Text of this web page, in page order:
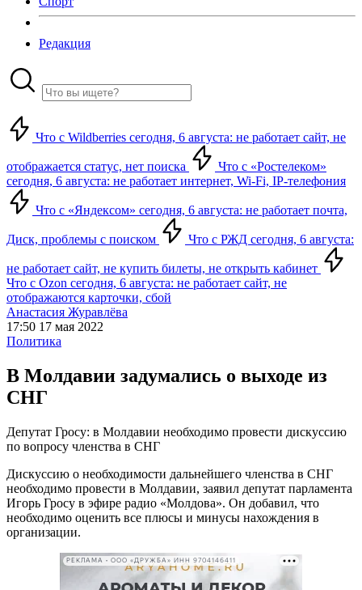
Редакция
Что с Wildberries сегодня, 6 августа: не работает сайт, не
отображается статус, нет поиска
Что с «Ростелеком»
сегодня, 6 августа: не работает интернет, Wi-Fi, IP-телефония
Что с «Яндексом» сегодня, 6 августа: не работает почта,
Диск, проблемы с поиском Что с РЖД сегодня, 6 августа:
не работает сайт, не купить билеты, не открыть кабинет
Что с Ozon сегодня, 6 августа: не работает сайт, не
отображаются карточки, сбой
Анастасия Журавлёва
17:50 17 мая 2022
Политика
В Молдавии задумались о выходе из
СНГ
Депутат Гросу: в Молдавии необходимо провести дискуссию
по вопросу членства в СНГ
Дискуссию о необходимости дальнейшего членства в СНГ
необходимо провести в Молдавии, заявил депутат парламента
Игорь Гросу в эфире радио «Молдова». Он добавил, что
необходимо оценить все плюсы и минусы нахождения в
организации.
РЕКЛАМА • ООО «ДРУЖБА» ИНН 9704146411